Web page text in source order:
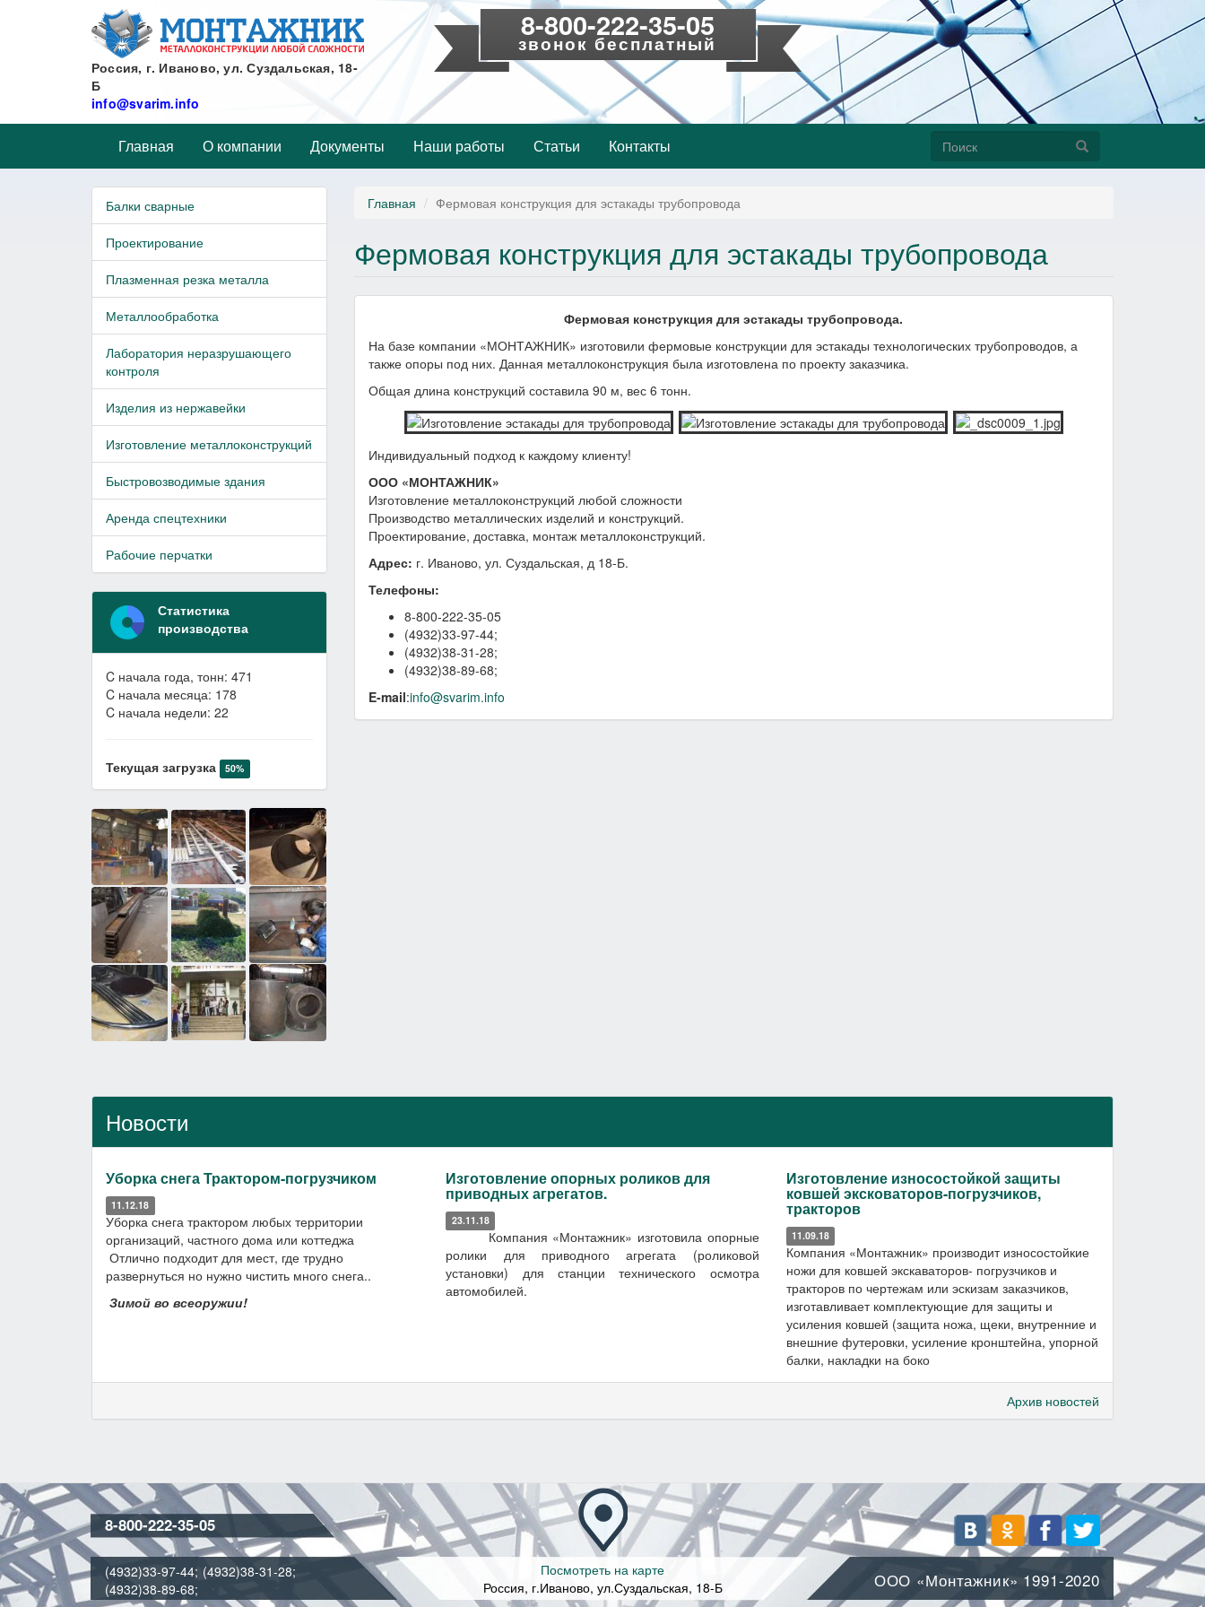
Россия, г. Иваново, ул. Суздальская, 18-
Б
info@svarim.info
8-800-222-35-05
звонок бесплатный
Главная О компании Документы Наши работы Статьи Контакты Форма
поиска
Балки сварные
Проектирование
Плазменная резка металла
Металлообработка
Лаборатория неразрушающего
контроля
Изделия из нержавейки
Изготовление металлоконструкций
Быстровозводимые здания
Аренда спецтехники
Рабочие перчатки
Статистика
производства
C начала года, тонн: 471
C начала месяца: 178
C начала недели: 22
Текущая загрузка 50%
Главная Фермовая конструкция для эстакады трубопровода
Фермовая конструкция для эстакады трубопровода
Фермовая конструкция для эстакады трубопровода.
На базе компании «МОНТАЖНИК» изготовили фермовые конструкции для эстакады технологических трубопроводов, а
также опоры под них. Данная металлоконструкция была изготовлена по проекту заказчика.
Общая длина конструкций составила 90 м, вес 6 тонн.
Индивидуальный подход к каждому клиенту!
ООО «МОНТАЖНИК»
Изготовление металлоконструкций любой сложности
Производство металлических изделий и конструкций.
Проектирование, доставка, монтаж металлоконструкций.
Адрес: г. Иваново, ул. Суздальская, д 18-Б.
Телефоны:
8-800-222-35-05
(4932)33-97-44;
(4932)38-31-28;
(4932)38-89-68;
E-mail:info@svarim.info
Новости
Уборка снега Трактором-погрузчиком
11.12.18
Уборка снега трактором любых территории
организаций, частного дома или коттеджа
Отлично подходит для мест, где трудно
развернуться но нужно чистить много снега..
Зимой во всеоружии!
Изготовление опорных роликов для
приводных агрегатов.
23.11.18
Компания «Монтажник» изготовила опорные
ролики для приводного агрегата (роликовой
установки) для станции технического осмотра
автомобилей.
Изготовление износостойкой защиты
ковшей эксковаторов-погрузчиков,
тракторов
11.09.18
Компания «Монтажник» производит износостойкие
ножи для ковшей экскаваторов- погрузчиков и
тракторов по чертежам или эскизам заказчиков,
изготавливает комплектующие для защиты и
усиления ковшей (защита ножа, щеки, внутренние и
внешние футеровки, усиление кронштейна, упорной
балки, накладки на боко
Архив новостей
8-800-222-35-05
(4932)33-97-44; (4932)38-31-28;
(4932)38-89-68;
Посмотреть на карте
Россия, г.Иваново, ул.Суздальская, 18-Б ООО «Монтажник» 1991-2020